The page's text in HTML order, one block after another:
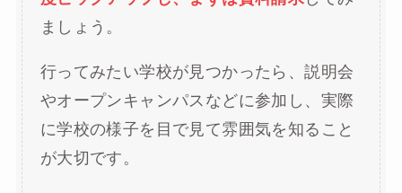
ましょう。
行ってみたい学校が見つかったら、説明会
やオープンキャンパスなどに参加し、実際
に学校の様子を目で見て雰囲気を知ること
が大切です。